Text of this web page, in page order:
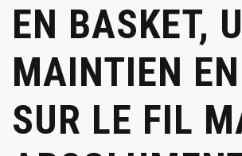
EN BASKET,
MAINTIEN
SUR LE FIL